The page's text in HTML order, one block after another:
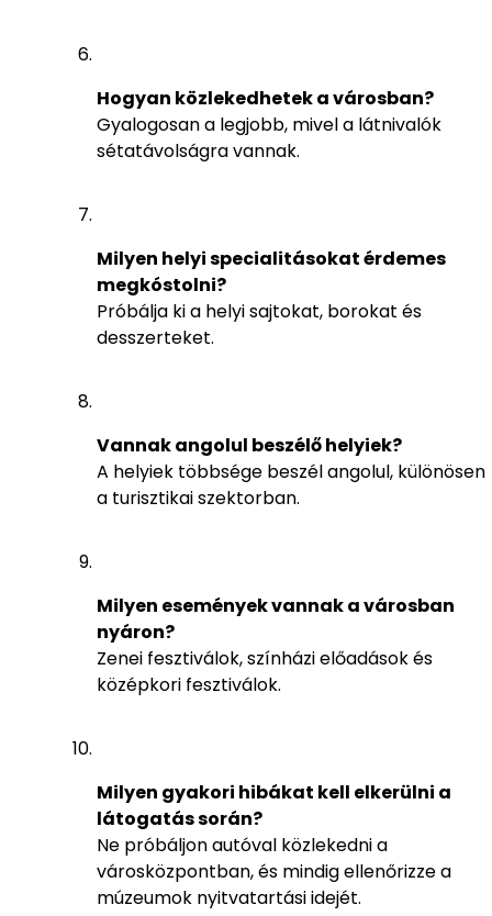
Hogyan közlekedhetek a városban?
Gyalogosan a legjobb, mivel a látnivalók
sétatávolságra vannak.
Milyen helyi specialitásokat érdemes
megkóstolni?
Próbálja ki a helyi sajtokat, borokat és
desszerteket.
Vannak angolul beszélő helyiek?
A helyiek többsége beszél angolul, különösen
a turisztikai szektorban.
Milyen események vannak a városban
nyáron?
Zenei fesztiválok, színházi előadások és
középkori fesztiválok.
Milyen gyakori hibákat kell elkerülni a
látogatás során?
Ne próbáljon autóval közlekedni a
városközpontban, és mindig ellenőrizze a
múzeumok nyitvatartási idejét.